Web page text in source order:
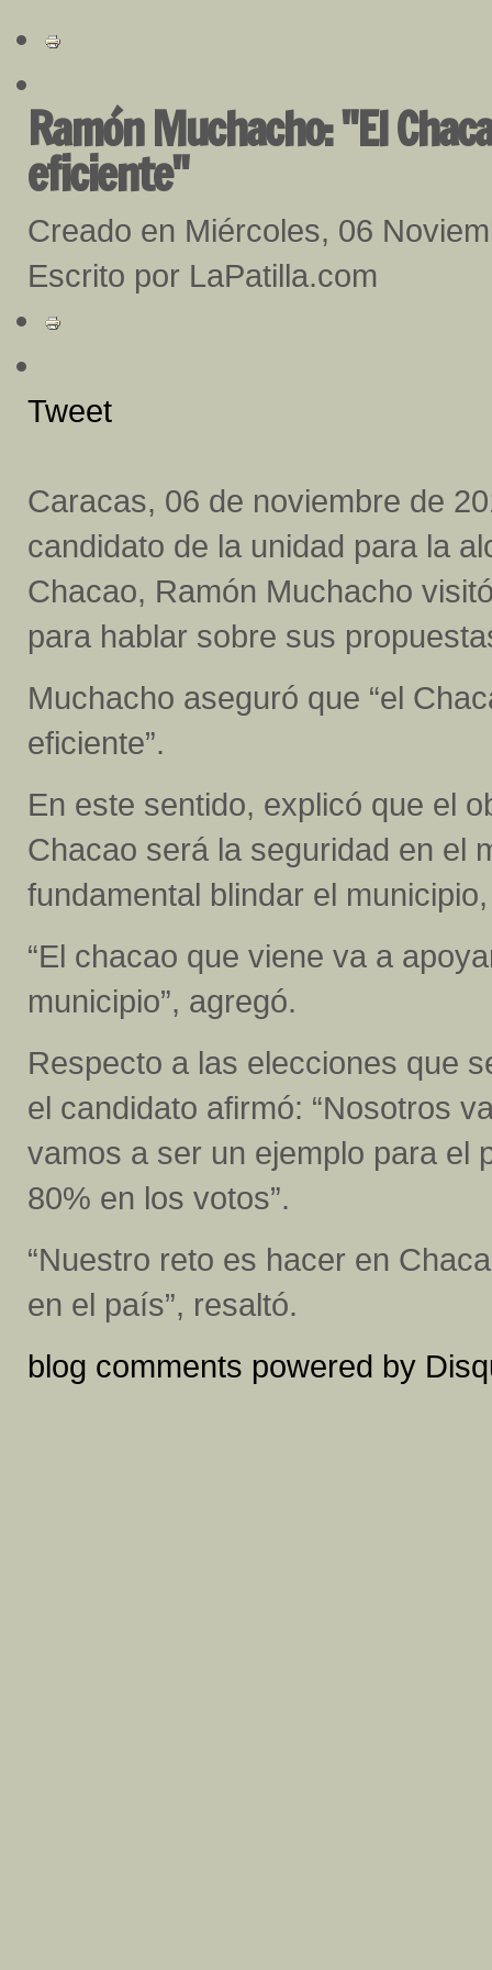
Ramón Muchacho: "El
eficiente"
Creado en Miércoles, 06
Escrito por LaPatilla.com
Tweet
Caracas, 06 de noviembre de
candidato de la unidad para la
Chacao, Ramón Muchacho
para hablar sobre sus
Muchacho aseguró que “el
eficiente”.
En este sentido, explicó que el
Chacao será la seguridad en el
fundamental blindar el
“El chacao que viene va a
municipio”, agregó.
Respecto a las elecciones que
el candidato afirmó: “Nosotros
vamos a ser un ejemplo para el
80% en los votos”.
“Nuestro reto es hacer en
en el país”, resaltó.
blog comments powered by